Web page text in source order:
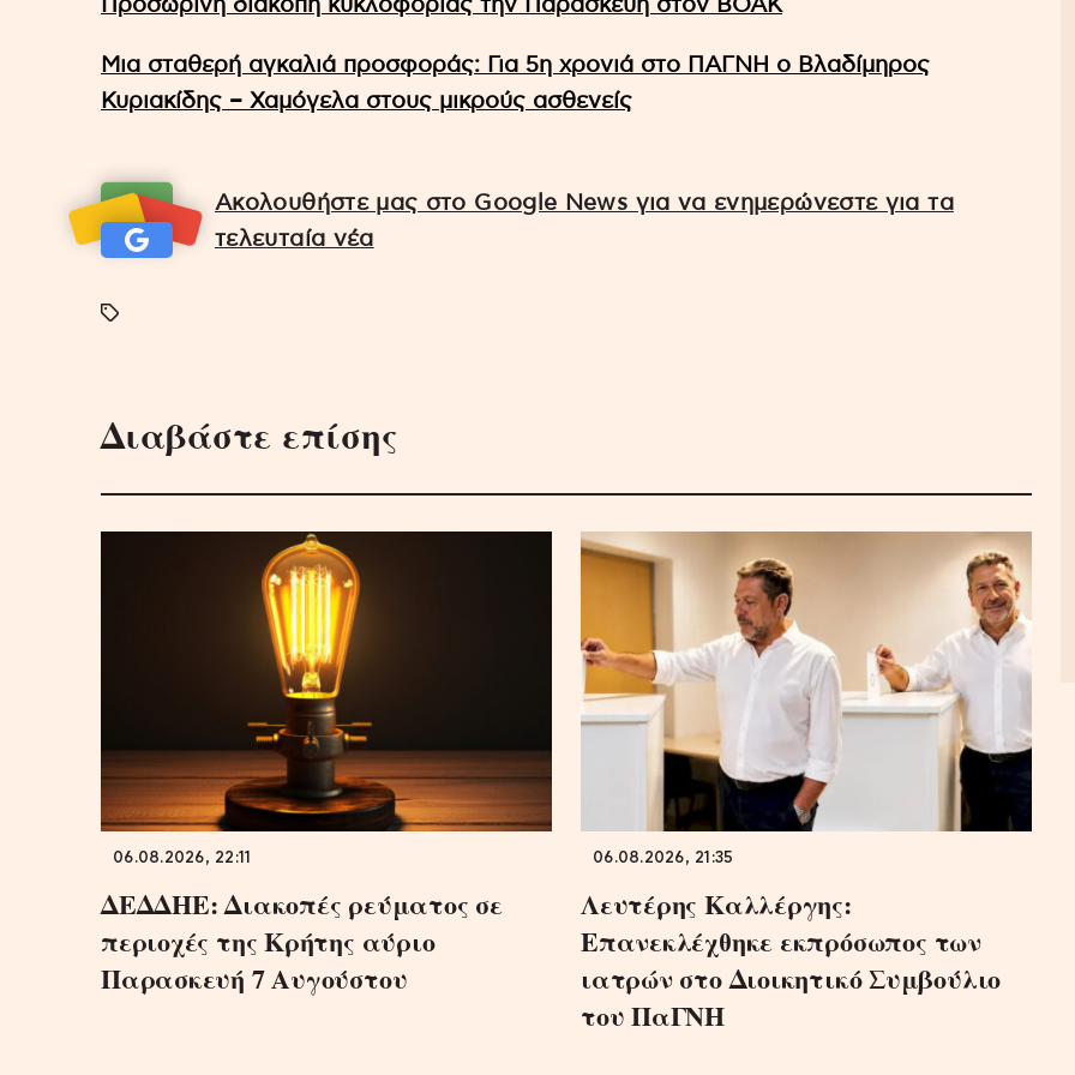
Προσωρινή διακοπή κυκλοφορίας την Παρασκευή στον ΒΟΑΚ
Μια σταθερή αγκαλιά προσφοράς: Για 5η χρονιά στο ΠΑΓΝΗ ο Βλαδίμηρος
Κυριακίδης – Χαμόγελα στους μικρούς ασθενείς
Ακολουθήστε μας στο Google News για να ενημερώνεστε για τα
τελευταία νέα
Διαβάστε επίσης
06.08.2026, 22:11
ΔΕΔΔΗΕ: Διακοπές ρεύματος σε
περιοχές της Κρήτης αύριο
Παρασκευή 7 Αυγούστου
06.08.2026, 21:35
Λευτέρης Καλλέργης:
Επανεκλέχθηκε εκπρόσωπος των
ιατρών στο Διοικητικό Συμβούλιο
του ΠαΓΝΗ